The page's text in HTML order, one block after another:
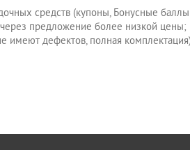
средств (купоны, Бонусные
предложение более низкой цены;
имеют дефектов, полная